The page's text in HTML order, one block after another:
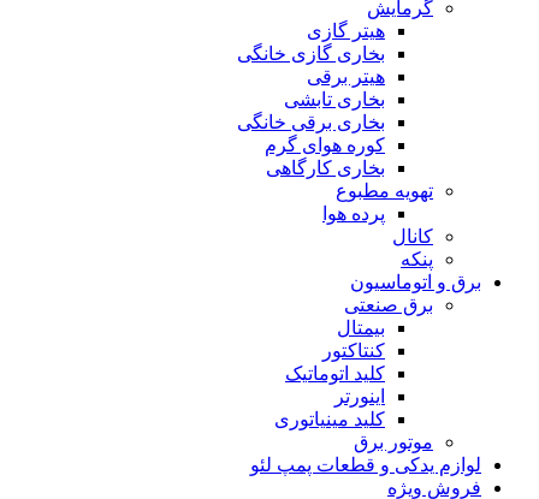
گرمایش
هیتر گازی
بخاری گازی خانگی
هیتر برقی
بخاری تابشی
بخاری برقی خانگی
کوره هوای گرم
بخاری کارگاهی
تهویه مطبوع
پرده هوا
کانال
پنکه
برق و اتوماسیون
برق صنعتی
بیمتال
کنتاکتور
کلید اتوماتیک
اینورتر
کلید مینیاتوری
موتور برق
لوازم یدکی و قطعات پمپ لئو
فروش ویژه